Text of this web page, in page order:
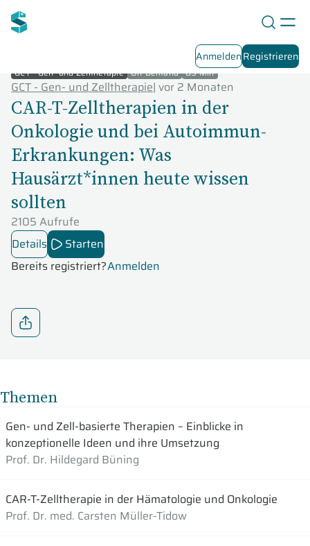
AnmeldenRegistrieren
GCT - Gen- und Zelltherapie On-Demand 89 Min
GCT - Gen- und Zelltherapie| vor 2 Monaten
CAR-T-Zelltherapien in der
Onkologie und bei Autoimmun-
Erkrankungen: Was
Hausärzt*innen heute wissen
sollten
2105 Aufrufe
Details
Starten
Bereits registriert?Anmelden
Themen
Gen- und Zell-basierte Therapien – Einblicke in
konzeptionelle Ideen und ihre Umsetzung
Prof. Dr. Hildegard Büning
CAR-T-Zelltherapie in der Hämatologie und Onkologie
Prof. Dr. med. Carsten Müller-Tidow